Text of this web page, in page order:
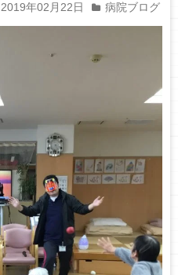
2019年02月22日 病院ブログ